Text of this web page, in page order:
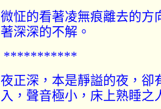
微怔的看著凌無痕離去的方
著深深的不解。
***********
夜正深，本是靜謚的夜，卻
入，聲音極小，床上熟睡